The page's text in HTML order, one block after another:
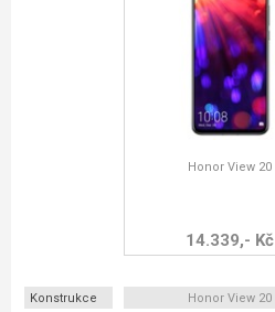
Honor View 20
14.339,- Kč
Konstrukce Honor View 20